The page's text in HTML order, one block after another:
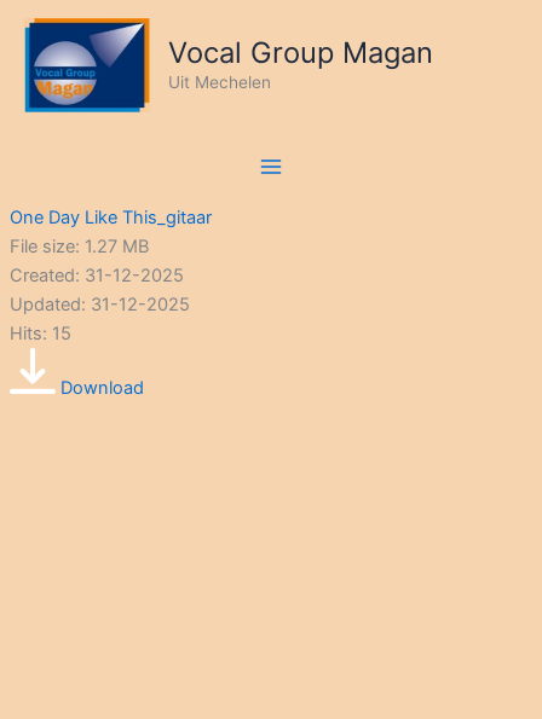
inhoud
Vocal Group Magan
Uit Mechelen
One Day Like This_gitaar
File size: 1.27 MB
Created: 31-12-2025
Updated: 31-12-2025
Hits: 15
Download